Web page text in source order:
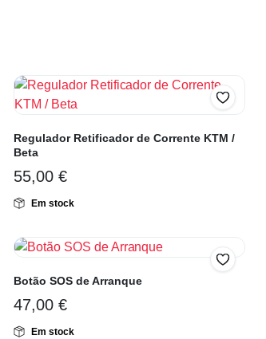
Regulador Retificador de Corrente KTM /
Beta
55,00 €
Em stock
Botão SOS de Arranque
47,00 €
Em stock